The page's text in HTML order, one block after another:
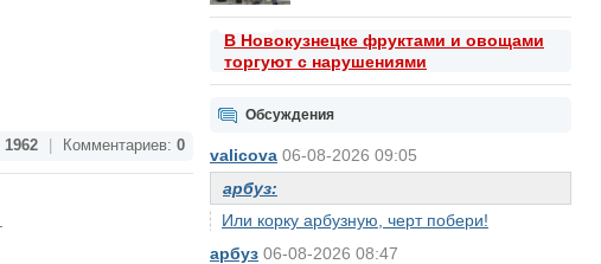
В Новокузнецке фруктами и овощами
торгуют с нарушениями
Обсуждения
valicova 06-08-2026 09:05
арбуз:
Или корку арбузную, черт побери!
арбуз 06-08-2026 08:47
1962 Комментариев: 0